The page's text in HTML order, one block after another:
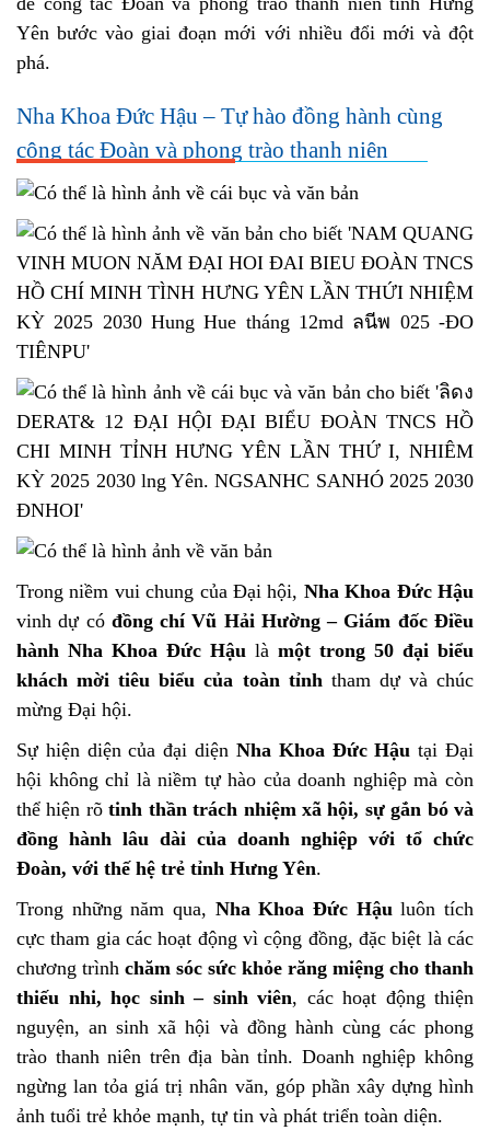
Yên bước vào giai đoạn mới với nhiều đổi mới và đột
phá.
Nha Khoa Đức Hậu – Tự hào đồng hành cùng
công tác Đoàn và phong trào thanh niên
Trong niềm vui chung của Đại hội, Nha Khoa Đức Hậu
vinh dự có đồng chí Vũ Hải Hường – Giám đốc Điều
hành Nha Khoa Đức Hậu là một trong 50 đại biểu
khách mời tiêu biểu của toàn tỉnhtham dự và chúc
mừng Đại hội.
Sự hiện diện của đại diện Nha Khoa Đức Hậu tại Đại
hội không chỉ là niềm tự hào của doanh nghiệp mà còn
thể hiện rõtinh thần trách nhiệm xã hội, sự gắn bó và
đồng hành lâu dài của doanh nghiệp với tổ chức
Đoàn, với thế hệ trẻ tỉnh Hưng Yên.
Trong những năm qua, Nha Khoa Đức Hậuluôn tích
cực tham gia các hoạt động vì cộng đồng, đặc biệt là các
chương trình chăm sóc sức khỏe răng miệng cho thanh
thiếu nhi, học sinh – sinh viên, các hoạt động thiện
nguyện, an sinh xã hội và đồng hành cùng các phong
trào thanh niên trên địa bàn tỉnh. Doanh nghiệp không
ngừng lan tỏa giá trị nhân văn, góp phần xây dựng hình
ảnh tuổi trẻ khỏe mạnh, tự tin và phát triển toàn diện.